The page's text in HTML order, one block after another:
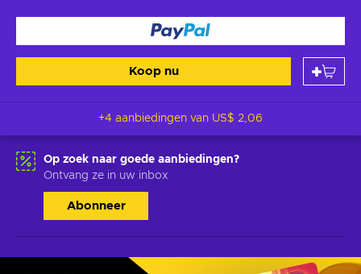
Koop nu
+4 aanbiedingen van US$ 2,06
Op zoek naar goede aanbiedingen?
Ontvang ze in uw inbox
Abonneer